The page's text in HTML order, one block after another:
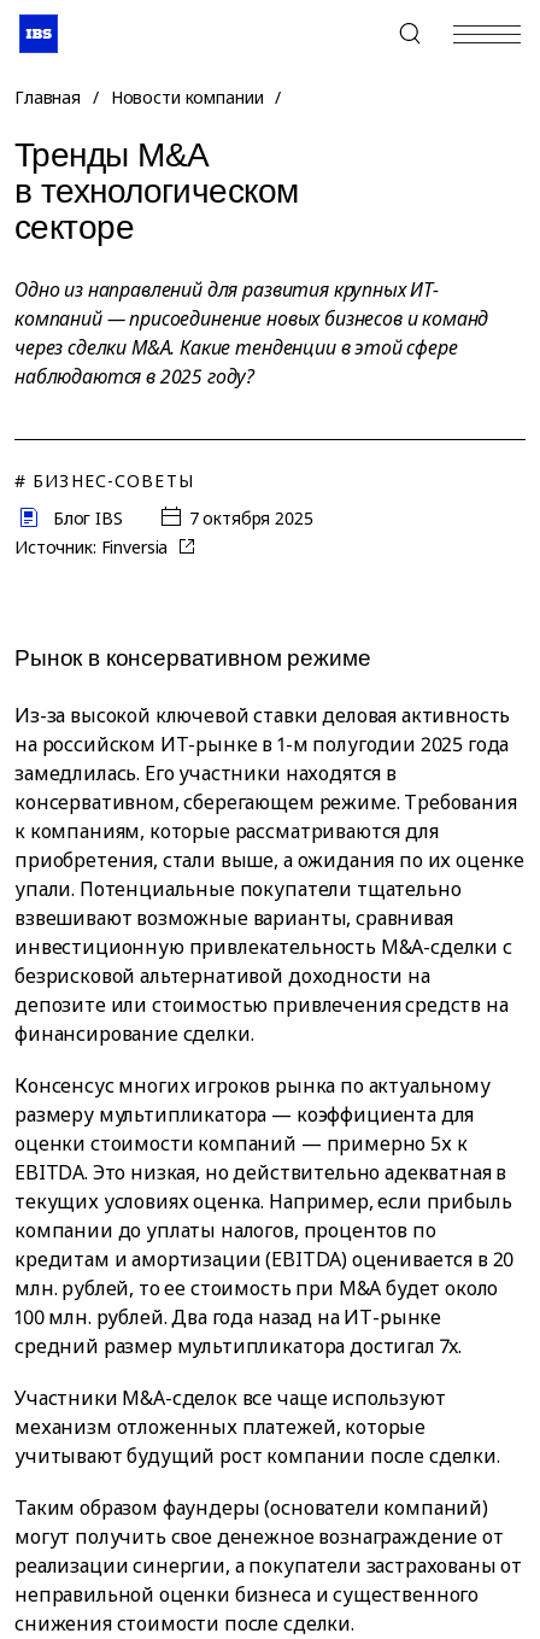
+7 (495) 967-80-80
Главная / Новости компании /
Тренды M&A
в технологическом
секторе
Одно из направлений для развития крупных ИТ-
компаний — присоединение новых бизнесов и команд
через сделки M&A. Какие тенденции в этой сфере
наблюдаются в 2025 году?
# БИЗНЕС-СОВЕТЫ
Блог IBS
7 октября 2025
Источник: Finversia
Рынок в консервативном режиме
Из-за высокой ключевой ставки деловая активность
на российском ИТ-рынке в 1-м полугодии 2025 года
замедлилась. Его участники находятся в
консервативном, сберегающем режиме. Требования
к компаниям, которые рассматриваются для
приобретения, стали выше, а ожидания по их оценке
упали. Потенциальные покупатели тщательно
взвешивают возможные варианты, сравнивая
инвестиционную привлекательность M&A-сделки с
безрисковой альтернативой доходности на
депозите или стоимостью привлечения средств на
финансирование сделки.
Консенсус многих игроков рынка по актуальному
размеру мультипликатора — коэффициента для
оценки стоимости компаний — примерно 5х к
EBITDA. Это низкая, но действительно адекватная в
текущих условиях оценка. Например, если прибыль
компании до уплаты налогов, процентов по
кредитам и амортизации (EBITDA) оценивается в 20
млн. рублей, то ее стоимость при M&A будет около
100 млн. рублей. Два года назад на ИТ-рынке
средний размер мультипликатора достигал 7x.
Участники M&A-сделок все чаще используют
механизм отложенных платежей, которые
учитывают будущий рост компании после сделки.
Таким образом фаундеры (основатели компаний)
могут получить свое денежное вознаграждение от
реализации синергии, а покупатели застрахованы от
неправильной оценки бизнеса и существенного
снижения стоимости после сделки.